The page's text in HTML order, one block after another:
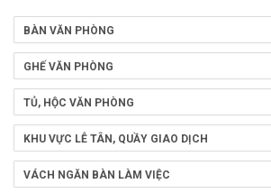
BÀN VĂN PHÒNG
GHẾ VĂN PHÒNG
TỦ, HỘC VĂN PHÒNG
KHU VỰC LỄ TÂN, QUẦY GIAO DỊCH
VÁCH NGĂN BÀN LÀM VIỆC